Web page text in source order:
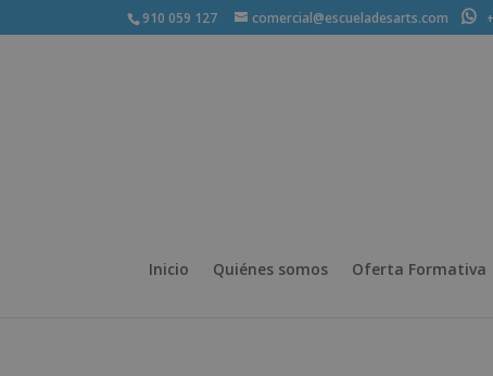
910 059 127 comercial@escueladesarts.com
Inicio Quiénes somos Oferta Formativa